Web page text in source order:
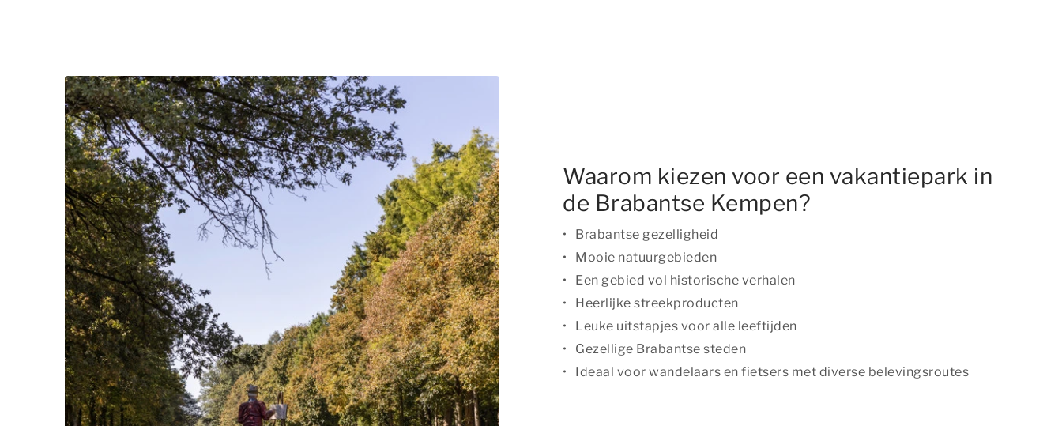
Waarom kiezen voor een vakantiepark in
de Brabantse Kempen?
Brabantse gezelligheid
Mooie natuurgebieden
Een gebied vol historische verhalen
Heerlijke streekproducten
Leuke uitstapjes voor alle leeftijden
Gezellige Brabantse steden
Ideaal voor wandelaars en fietsers met diverse belevingsroutes